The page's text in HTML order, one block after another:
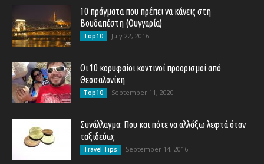
10 πράγματα που πρέπει να κάνεις στη
Βουδαπέστη (Ουγγαρία)
Top10 July 22, 2016
Οι 10 κορυφαίοι κοντινοί προορισμοί από
Θεσσαλονίκη
Top10 September 11, 2020
Συνάλλαγμα: Που και πότε να αλλάξω λεφτά όταν
ταξιδεύω;
Travel Tips September 14, 2016